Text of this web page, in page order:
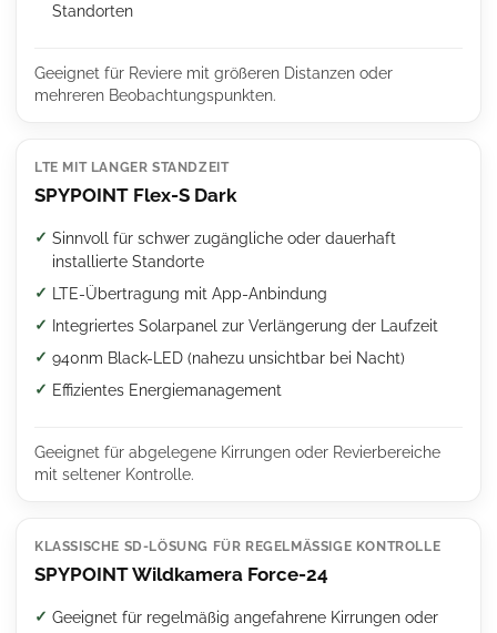
Standorten
Geeignet für Reviere mit größeren Distanzen oder
mehreren Beobachtungspunkten.
LTE MIT LANGER STANDZEIT
SPYPOINT Flex-S Dark
Sinnvoll für schwer zugängliche oder dauerhaft
installierte Standorte
LTE-Übertragung mit App-Anbindung
Integriertes Solarpanel zur Verlängerung der Laufzeit
940nm Black-LED (nahezu unsichtbar bei Nacht)
Effizientes Energiemanagement
Geeignet für abgelegene Kirrungen oder Revierbereiche
mit seltener Kontrolle.
KLASSISCHE SD-LÖSUNG FÜR REGELMÄSSIGE KONTROLLE
SPYPOINT Wildkamera Force-24
Geeignet für regelmäßig angefahrene Kirrungen oder